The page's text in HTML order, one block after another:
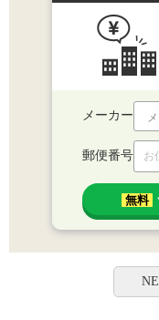
メーカー
郵便番号
無料